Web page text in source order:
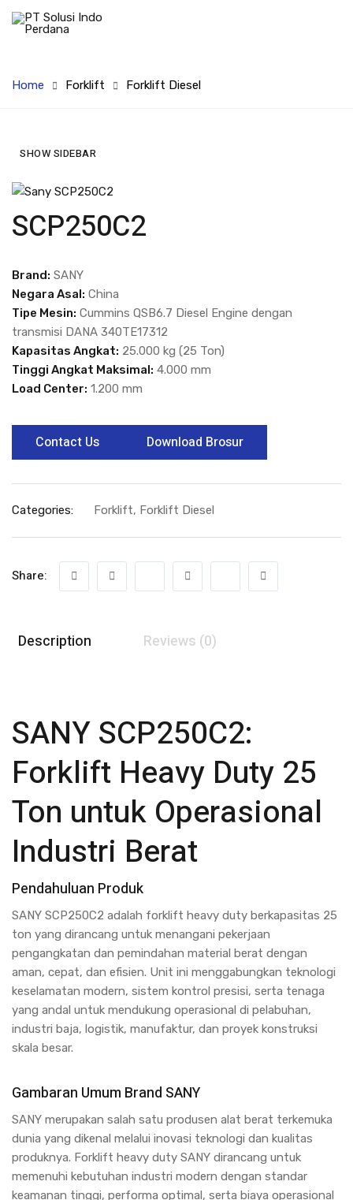
Home Forklift Forklift Diesel
SHOW SIDEBAR
SCP250C2
Brand: SANY
Negara Asal: China
Tipe Mesin: Cummins QSB6.7 Diesel Engine dengan
transmisi DANA 340TE17312
Kapasitas Angkat: 25.000 kg (25 Ton)
Tinggi Angkat Maksimal: 4.000 mm
Load Center: 1.200 mm
Contact Us Download Brosur
Categories: Forklift, Forklift Diesel
Share:
Description Reviews (0)
SANY SCP250C2:
Forklift Heavy Duty 25
Ton untuk Operasional
Industri Berat
Pendahuluan Produk
SANY SCP250C2 adalah forklift heavy duty berkapasitas 25
ton yang dirancang untuk menangani pekerjaan
pengangkatan dan pemindahan material berat dengan
aman, cepat, dan efisien. Unit ini menggabungkan teknologi
keselamatan modern, sistem kontrol presisi, serta tenaga
yang andal untuk mendukung operasional di pelabuhan,
industri baja, logistik, manufaktur, dan proyek konstruksi
skala besar.
Gambaran Umum Brand SANY
SANY merupakan salah satu produsen alat berat terkemuka
dunia yang dikenal melalui inovasi teknologi dan kualitas
produknya. Forklift heavy duty SANY dirancang untuk
memenuhi kebutuhan industri modern dengan standar
keamanan tinggi, performa optimal, serta biaya operasional